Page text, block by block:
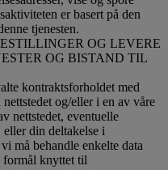
er basert på den
tjenesten.
OG LEVERE
OG BISTAND TIL
kontraktsforholdet med
og/eller i en av våre
nettstedet, eventuelle
eller din deltakelse i
må behandle enkelte data
formål knyttet til